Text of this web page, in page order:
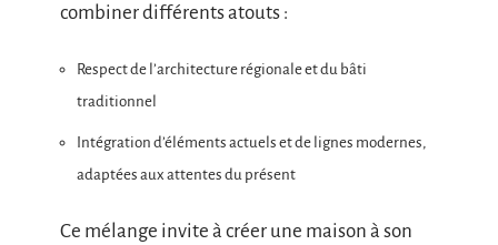
combiner différents atouts :
Respect de l’architecture régionale et du bâti
traditionnel
Intégration d’éléments actuels et de lignes modernes,
adaptées aux attentes du présent
Ce mélange invite à créer une maison à son